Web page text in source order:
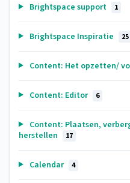
Brightspace support 1
Brightspace Inspiratie 25
Content: Het opzetten/
Content: Editor 6
Content: Plaatsen,
herstellen
17
Calendar 4